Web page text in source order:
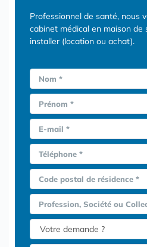
Professionnel de santé, nous
cabinet médical en maison de
installer (location ou achat).
Nom *
Prénom *
E-mail *
Téléphone *
Code postal de résidence *
Profession, Société ou